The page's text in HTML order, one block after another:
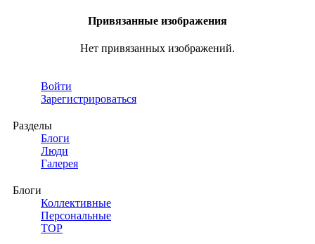
Привязанные изображения
Нет привязанных изображений.
Войти
Зарегистрироваться
Разделы
Блоги
Люди
Галерея
Блоги
Коллективные
Персональные
TOP